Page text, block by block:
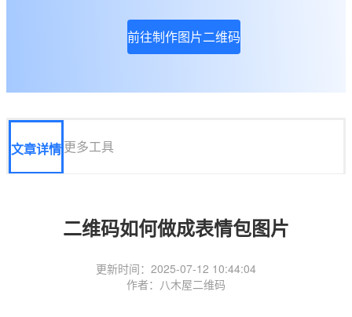
前往制作图片二维码
文章详情更多工具
二维码如何做成表情包图片
更新时间：2025-07-12 10:44:04
作者：八木屋二维码